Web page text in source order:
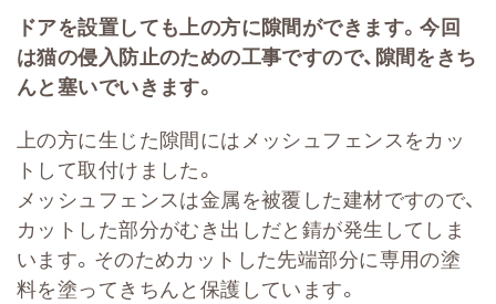
ドアを設置しても上の方に隙間ができます。今回
は猫の侵入防止のための工事ですので、隙間をきち
んと塞いでいきます。
上の方に生じた隙間にはメッシュフェンスをカッ
トして取付けました。
メッシュフェンスは金属を被覆した建材ですので、
カットした部分がむき出しだと錆が発生してしま
います。そのためカットした先端部分に専用の塗
料を塗ってきちんと保護しています。